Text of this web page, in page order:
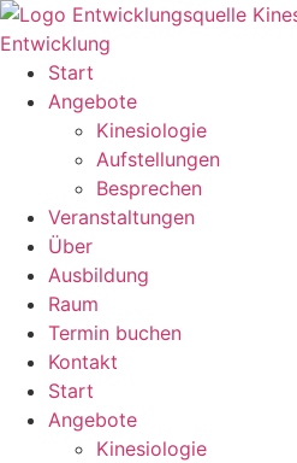
Zum
Inhalt
springen
Start
Angebote
Kinesiologie
Aufstellungen
Besprechen
Veranstaltungen
Über
Ausbildung
Raum
Termin buchen
Kontakt
Start
Angebote
Kinesiologie